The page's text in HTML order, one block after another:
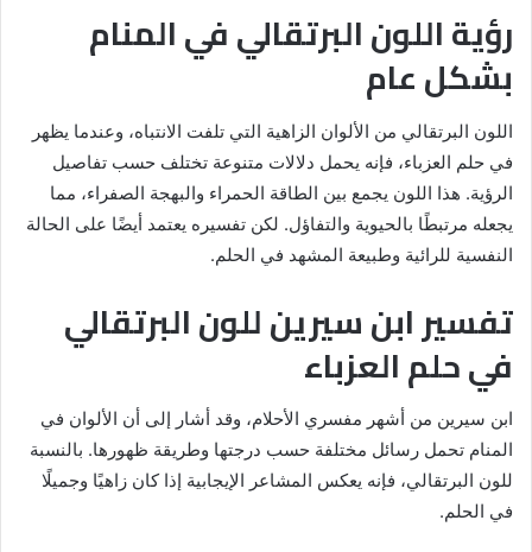
رؤية اللون البرتقالي في المنام
بشكل عام
اللون البرتقالي من الألوان الزاهية التي تلفت الانتباه، وعندما يظهر
في حلم العزباء، فإنه يحمل دلالات متنوعة تختلف حسب تفاصيل
الرؤية. هذا اللون يجمع بين الطاقة الحمراء والبهجة الصفراء، مما
يجعله مرتبطًا بالحيوية والتفاؤل. لكن تفسيره يعتمد أيضًا على الحالة
النفسية للرائية وطبيعة المشهد في الحلم.
تفسير ابن سيرين للون البرتقالي
في حلم العزباء
ابن سيرين من أشهر مفسري الأحلام، وقد أشار إلى أن الألوان في
المنام تحمل رسائل مختلفة حسب درجتها وطريقة ظهورها. بالنسبة
للون البرتقالي، فإنه يعكس المشاعر الإيجابية إذا كان زاهيًا وجميلًا
في الحلم.